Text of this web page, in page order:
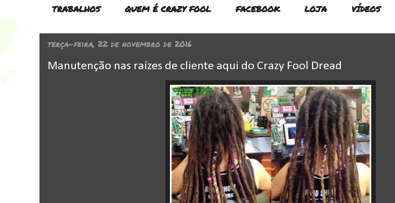
TRABALHOS QUEM É CRAZY FOOL FACEBOOK LOJA VÍDEOS
terça-feira, 22 de novembro de 2016
Manutenção nas raízes de cliente aqui do Crazy Fool Dread